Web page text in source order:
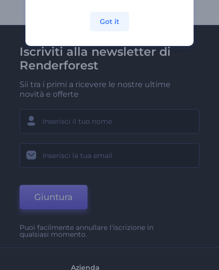
Iscriviti alla newsletter di
Renderforest
Sii tra i primi a ricevere le nostre ultime
novità e offerte
Giuntura
Puoi facilmente annullare l'iscrizione in
qualsiasi momento.
Azienda
Got it